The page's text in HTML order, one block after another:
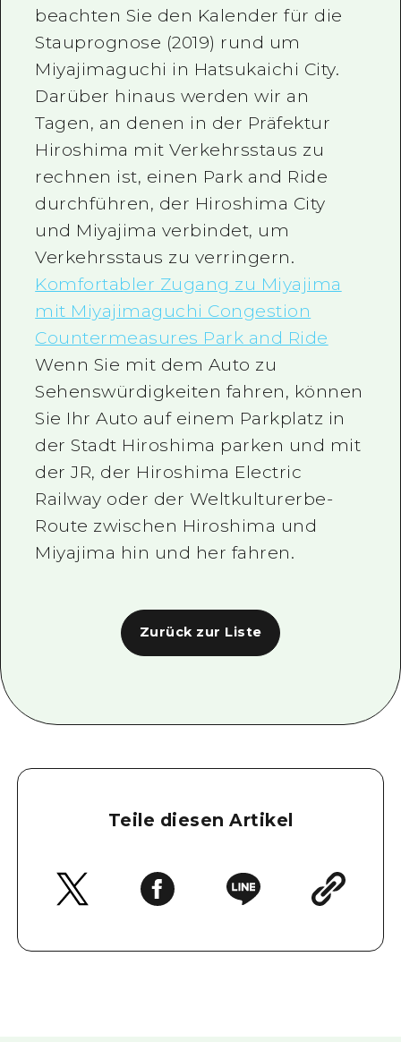
beachten Sie den Kalender für die
Stauprognose (2019) rund um
Miyajimaguchi in Hatsukaichi City.
Darüber hinaus werden wir an
Tagen, an denen in der Präfektur
Hiroshima mit Verkehrsstaus zu
rechnen ist, einen Park and Ride
durchführen, der Hiroshima City
und Miyajima verbindet, um
Verkehrsstaus zu verringern.
Komfortabler Zugang zu Miyajima
mit Miyajimaguchi Congestion
Countermeasures Park and Ride
Wenn Sie mit dem Auto zu
Sehenswürdigkeiten fahren, können
Sie Ihr Auto auf einem Parkplatz in
der Stadt Hiroshima parken und mit
der JR, der Hiroshima Electric
Railway oder der Weltkulturerbe-
Route zwischen Hiroshima und
Miyajima hin und her fahren.
Zurück zur Liste
Teile diesen Artikel